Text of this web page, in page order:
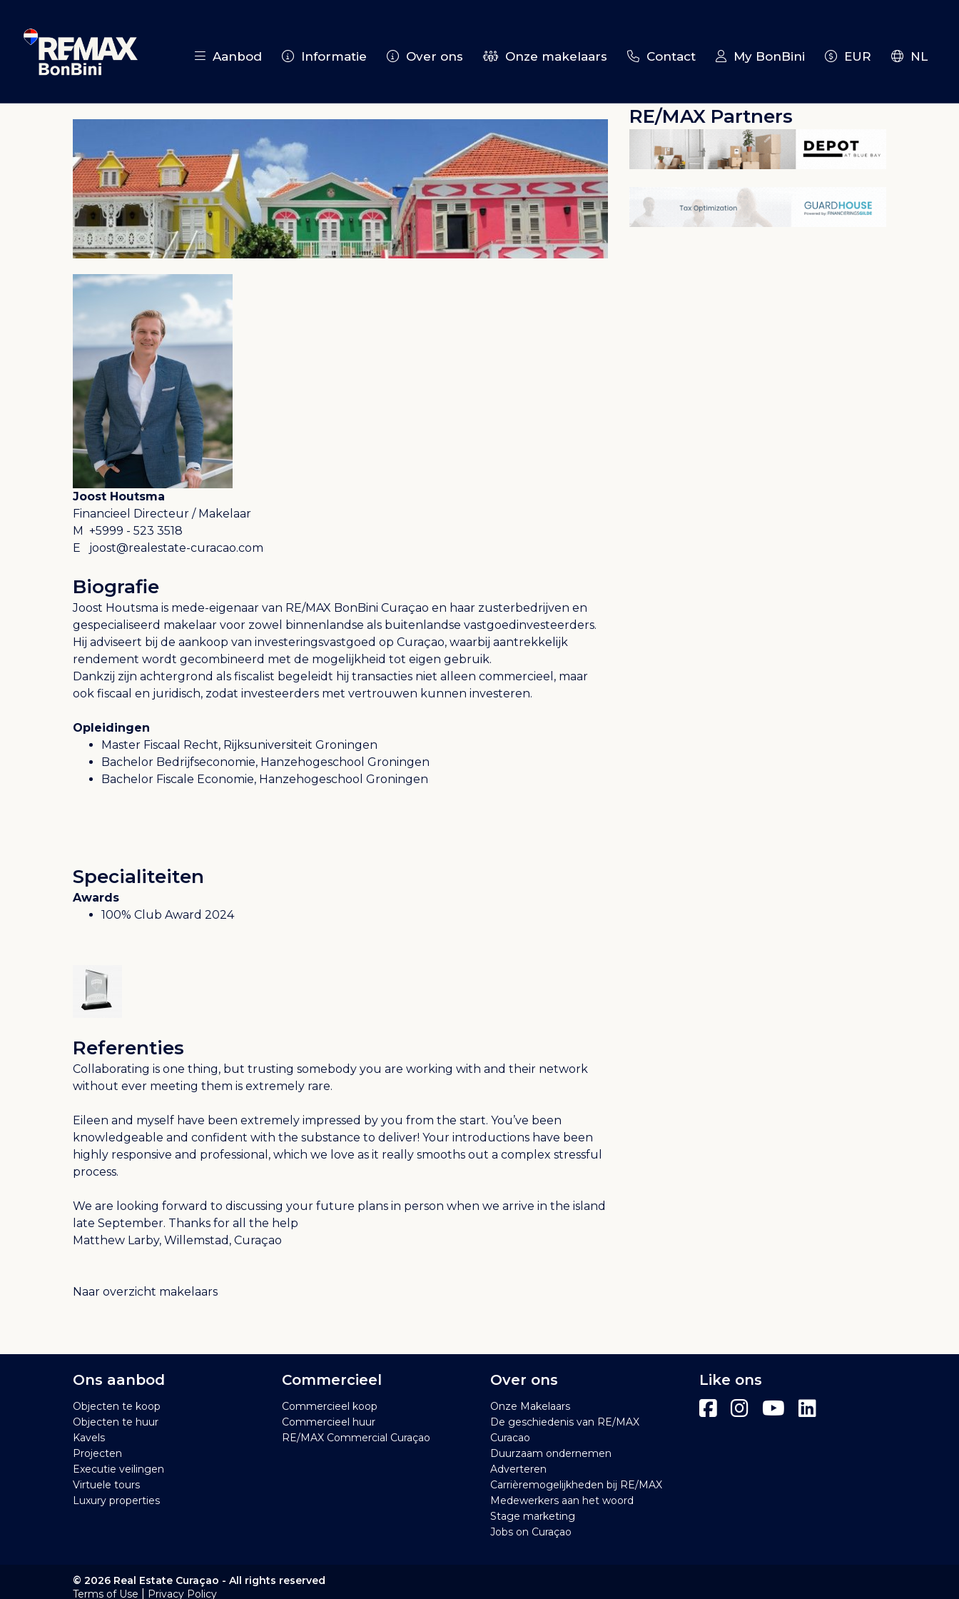
Aanbod Informatie Over ons Onze makelaars Contact My BonBini EUR NL
Joost Houtsma
Financieel Directeur / Makelaar
M +5999 - 523 3518
E
joost@realestate-curacao.com
Biografie
Joost Houtsma is mede-eigenaar van RE/MAX BonBini Curaçao en haar zusterbedrijven en
gespecialiseerd makelaar voor zowel binnenlandse als buitenlandse vastgoedinvesteerders.
Hij adviseert bij de aankoop van investeringsvastgoed op Curaçao, waarbij aantrekkelijk
rendement wordt gecombineerd met de mogelijkheid tot eigen gebruik.
Dankzij zijn achtergrond als fiscalist begeleidt hij transacties niet alleen commercieel, maar
ook fiscaal en juridisch, zodat investeerders met vertrouwen kunnen investeren.
Opleidingen
Master Fiscaal Recht, Rijksuniversiteit Groningen
Bachelor Bedrijfseconomie, Hanzehogeschool Groningen
Bachelor Fiscale Economie, Hanzehogeschool Groningen
Specialiteiten
Awards
100% Club Award 2024
Referenties
Collaborating is one thing, but trusting somebody you are working with and their network
without ever meeting them is extremely rare.
Eileen and myself have been extremely impressed by you from the start. You’ve been
knowledgeable and confident with the substance to deliver! Your introductions have been
highly responsive and professional, which we love as it really smooths out a complex stressful
process.
We are looking forward to discussing your future plans in person when we arrive in the island
late September. Thanks for all the help
Matthew Larby, Willemstad, Curaçao
Naar overzicht makelaars
RE/MAX Partners
Ons aanbod
Objecten te koop
Objecten te huur
Kavels
Projecten
Executie veilingen
Virtuele tours
Luxury properties
Commercieel
Commercieel koop
Commercieel huur
RE/MAX Commercial Curaçao
Over ons
Onze Makelaars
De geschiedenis van RE/MAX
Curacao
Duurzaam ondernemen
Adverteren
Carrièremogelijkheden bij RE/MAX
Medewerkers aan het woord
Stage marketing
Jobs on Curaçao
Like ons
© 2026 Real Estate Curaçao - All rights reserved
Terms of Use
Privacy Policy